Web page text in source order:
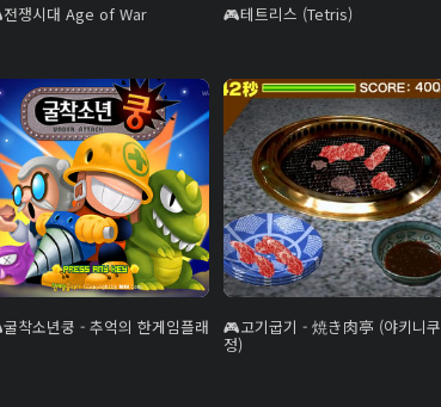
전쟁시대 Age of War 테트리스 (Tetris)
굴착소년쿵 - 추억의 한게임플래 고기굽기 - 焼き肉亭 (야키니쿠
정)